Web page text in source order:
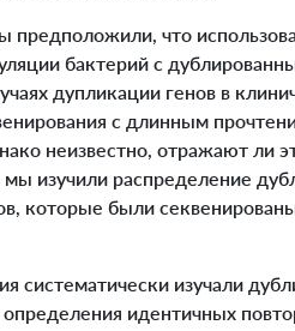
предположили, что
бактерий с
дупликации генов в
с длинным
неизвестно, отражают ли
изучили распределение
которые были
систематически изучали
идентичных